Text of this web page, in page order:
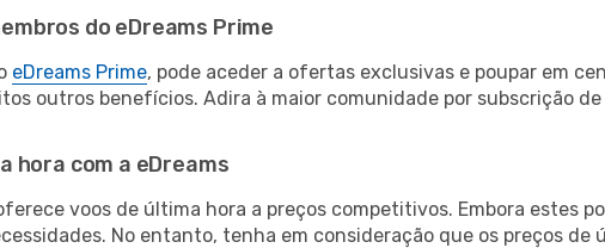
do eDreams Prime
eDreams Prime, pode aceder a ofertas exclusivas e poupar em
outros benefícios. Adira à maior comunidade por subscrição
hora com a eDreams
voos de última hora a preços competitivos. Embora estes
No entanto, tenha em consideração que os preços